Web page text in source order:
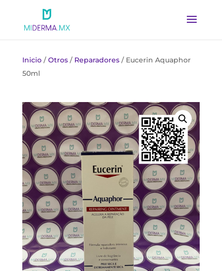
Inicio/Otros/ Reparadores/ Eucerin Aquaphor
50ml